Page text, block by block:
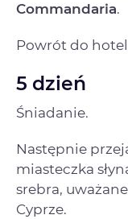
Commandaria.
Powrót do
5 dzień
Śniadanie.
Następnie
miasteczka
srebra,
Cyprze.